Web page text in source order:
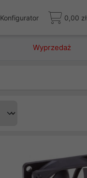
Konfigurator 0,00 zł
Wyprzedaż